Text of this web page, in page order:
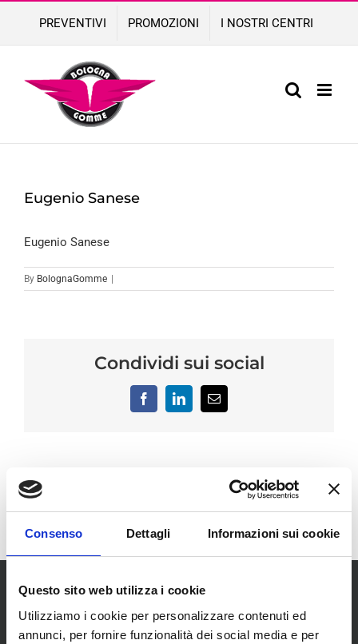
Consenso Dettagli Informazioni sui cookie
Questo sito web utilizza i cookie
Utilizziamo i cookie per personalizzare contenuti ed
annunci, per fornire funzionalità dei social media e per
content
PREVENTIVI PROMOZIONI I NOSTRI CENTRI
Eugenio Sanese
Eugenio Sanese
By BolognaGomme
Condividi sui social
FacebookLinkedInEmail